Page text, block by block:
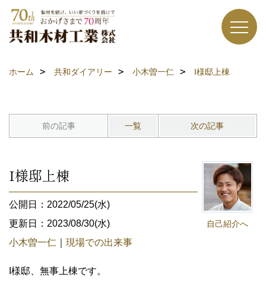
ホーム 共和ダイアリー 小木曽一仁 I様邸上棟
前の記事 一覧 次の記事
自己紹介へ
I様邸上棟
公開日：2022/05/25(水)
更新日：2023/08/30(水)
小木曽一仁
現場での出来事
I様邸、無事上棟です。